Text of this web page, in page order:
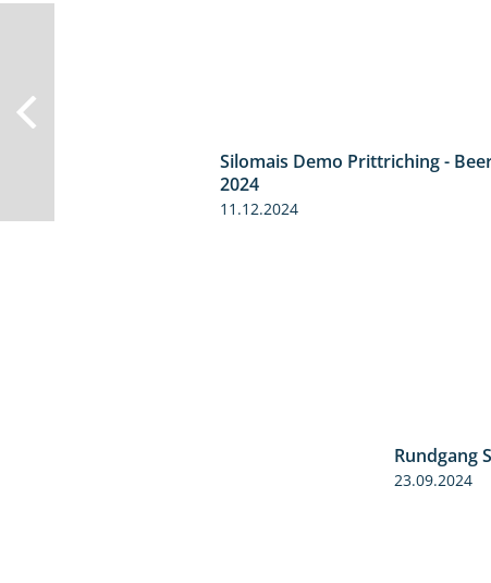
Silomais Demo Prittriching -
2024
11.12.2024
Rundgang
23.09.2024